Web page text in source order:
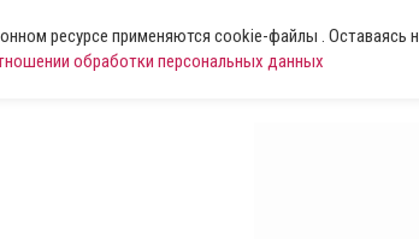
ресурсе применяются cookie-файлы . Оставаясь
обработки персональных данных